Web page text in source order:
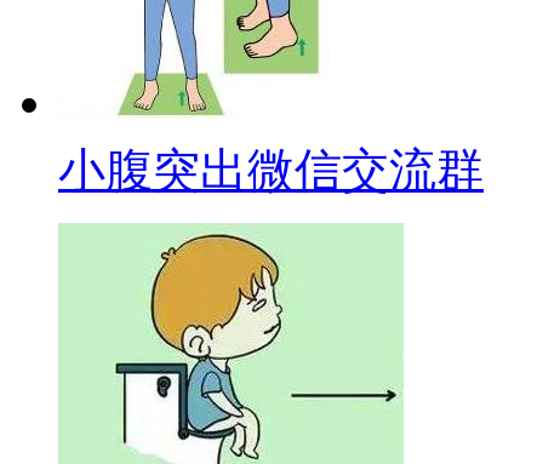
小腹突出微信交流群